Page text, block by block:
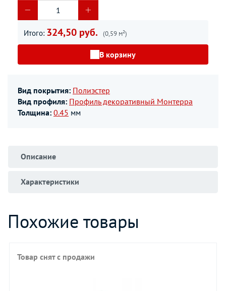
Итого: 324,50 руб. (0,59 м²)
В корзину
Вид покрытия: Полиэстер
Вид профиля: Профиль декоративный Монтерра
Толщина: 0.45 мм
Описание
Характеристики
Похожие товары
Товар снят с продажи